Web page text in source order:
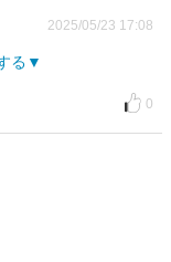
2025/05/23 17:08
る
0